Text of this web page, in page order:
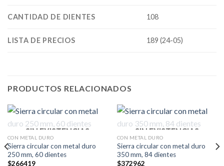
CANTIDAD DE DIENTES 108
LISTA DE PRECIOS 189 (24-05)
PRODUCTOS RELACIONADOS
SIN EXISTENCIAS
CON METAL DURO
Sierra circular con metal duro
250 mm, 60 dientes
$266419
SIN EXISTENCIAS
CON METAL DURO
Sierra circular con metal duro
350 mm, 84 dientes
$372962